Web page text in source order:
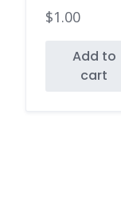
$1.00
Add to
cart